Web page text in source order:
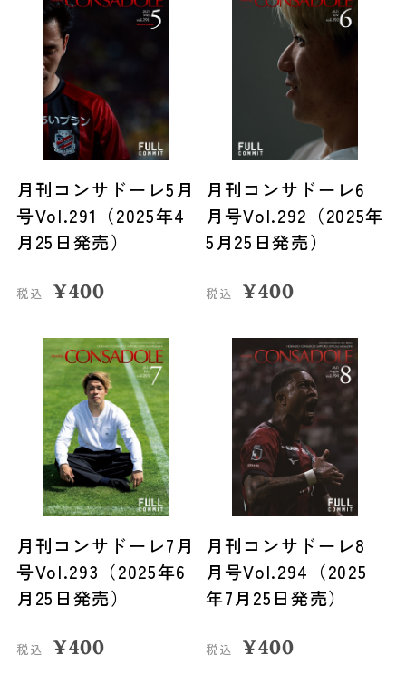
月刊コンサドーレ5月
号Vol.291（2025年4
月25日発売）
税込 ¥400
月刊コンサドーレ6
月号Vol.292（2025年
5月25日発売）
税込 ¥400
月刊コンサドーレ7月
号Vol.293（2025年6
月25日発売）
税込 ¥400
月刊コンサドーレ8
月号Vol.294（2025
年7月25日発売）
税込 ¥400